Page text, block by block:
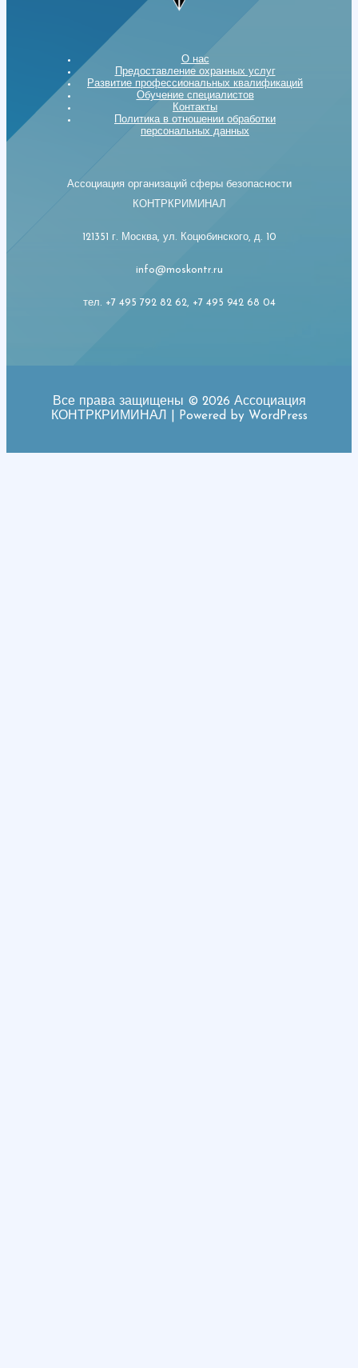
О нас
Предоставление охранных услуг
Развитие профессиональных квалификаций
Обучение специалистов
Контакты
Политика в отношении обработки
персональных данных
Ассоциация организаций сферы безопасности
КОНТРКРИМИНАЛ
121351 г. Москва, ул. Коцюбинского, д. 10
info@moskontr.ru
тел. +7 495 792 82 62, +7 495 942 68 04
Все права защищены © 2026 Ассоциация
КОНТРКРИМИНАЛ | Powered by WordPress